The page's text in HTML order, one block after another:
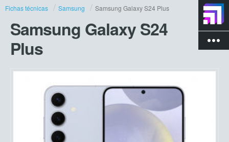
more_vert
Fichas técnicas Samsung Samsung Galaxy S24 Plus
Samsung Galaxy S24
Plus